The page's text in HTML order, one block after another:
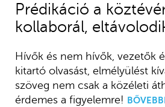
Prédikáció a
kollaborál,
Hívők és nem hívők, vezetők
kitartó olvasást, elmélyülést
szöveg nem csak a közéleti
érdemes a figyelemre!